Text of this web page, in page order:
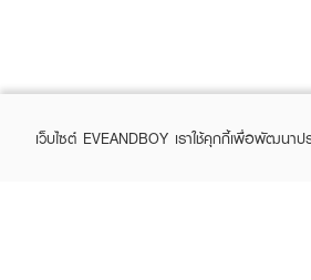
เว็บไซต์ EVEANDBOY เราใช้คุกกี้เพื่อพัฒนา